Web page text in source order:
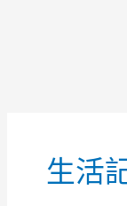
生活